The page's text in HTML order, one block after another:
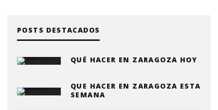
POSTS DESTACADOS
QUÉ HACER EN ZARAGOZA HOY
QUE HACER EN ZARAGOZA ESTA
SEMANA